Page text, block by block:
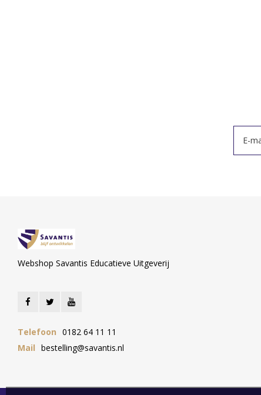
Webshop Savantis Educatieve Uitgeverij
Telefoon 0182 64 11 11
Mail bestelling@savantis.nl